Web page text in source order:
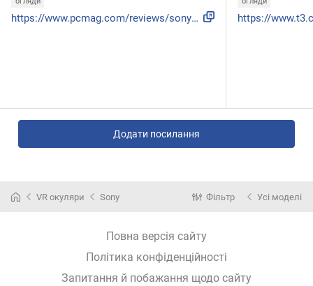
https://www.pcmag.com/reviews/sony-playstation-vr2
Додати посилання
VR окуляри Sony Фільтр Усі моделі
Повна версія сайту
Політика конфіденційності
Запитання й побажання щодо сайту